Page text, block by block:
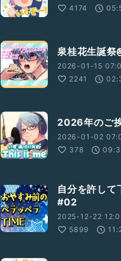
4174
泉桂花生誕祭
2026-01-15
2241
2026年のご
2026-01-02
378
自分を許して
#02
2025-12-22
5899